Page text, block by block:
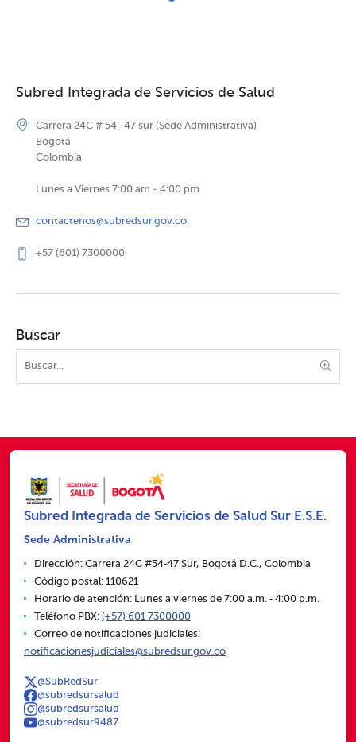
Subred Integrada de Servicios de Salud
Carrera 24C # 54 -47 sur (Sede Administrativa)
Bogotá
Colombia
Lunes a Viernes 7:00 am - 4:00 pm
contactenos@subredsur.gov.co
+57 (601) 7300000
Buscar
Subred Integrada de Servicios de Salud Sur E.S.E.
Sede Administrativa
Dirección: Carrera 24C #54‑47 Sur, Bogotá D.C., Colombia
Código postal: 110621
Horario de atención: Lunes a viernes de 7:00 a.m. ‑ 4:00 p.m.
Teléfono PBX: (+57) 601 7300000
Correo de notificaciones judiciales:
notificacionesjudiciales@subredsur.gov.co
@SubRedSur
@subredsursalud
@subredsursalud
@subredsur9487